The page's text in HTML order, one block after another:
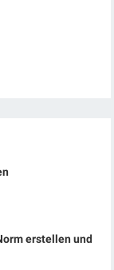
erstellen und